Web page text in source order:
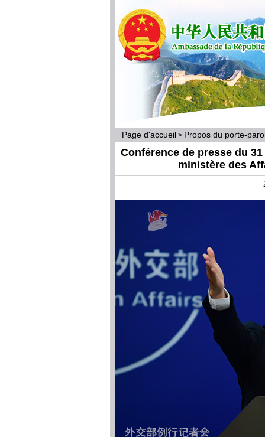
Page d'accueil > Propos du porte-
Conférence de presse du
ministère des